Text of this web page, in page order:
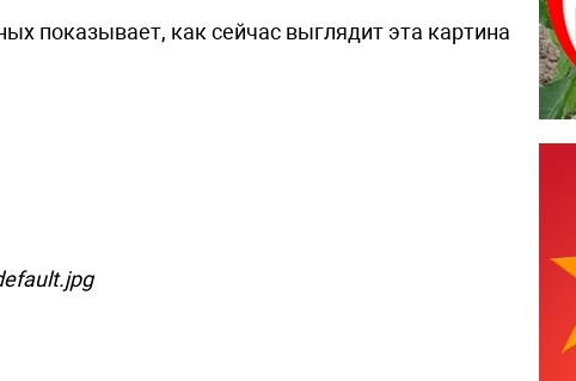
показывает, как сейчас выглядит эта картина